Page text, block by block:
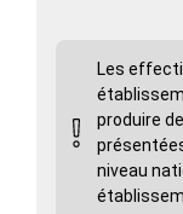
Les
produire
niveau